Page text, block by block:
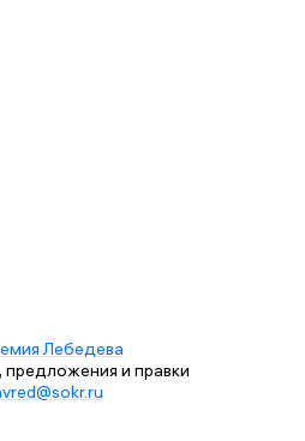
Лебедева
и правки